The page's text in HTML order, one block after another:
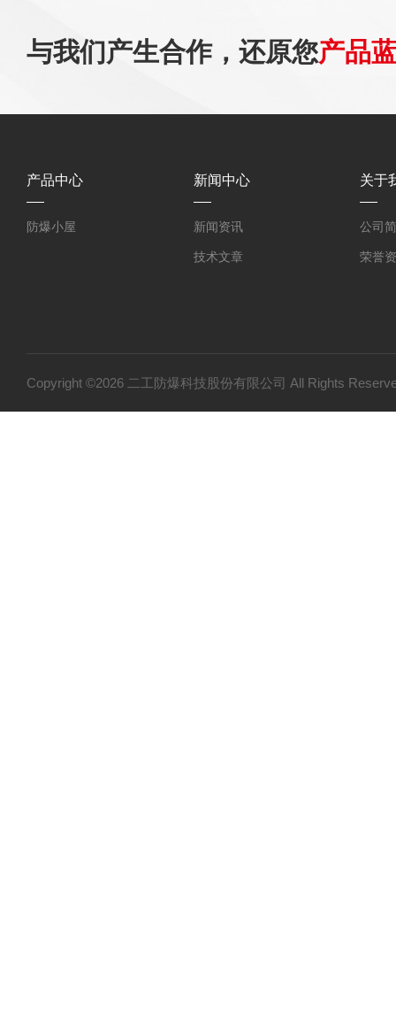
与我们产生合作，还原您产品
产品中心
防爆小屋
新闻中心
新闻资讯
技术文章
关于
公司
荣誉
Copyright ©2026 二工防爆科技股份有限公司 All Rights